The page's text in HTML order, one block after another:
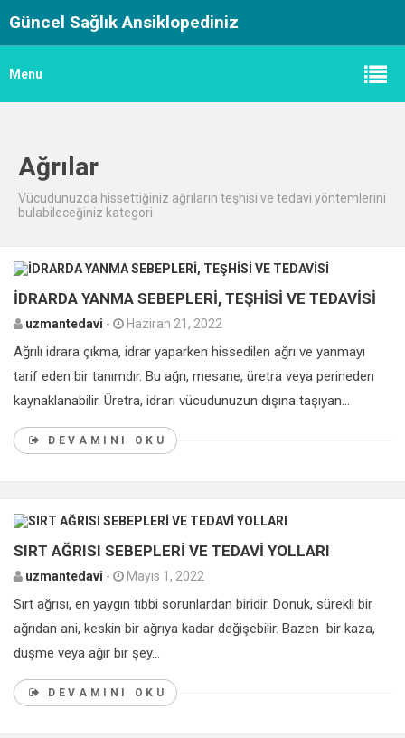
Güncel Sağlık Ansiklopediniz
Menu
Ağrılar
Vücudunuzda hissettiğiniz ağrıların teşhisi ve tedavi yöntemlerini
bulabileceğiniz kategori
İDRARDA YANMA SEBEPLERİ, TEŞHİSİ VE TEDAVİSİ
uzmantedavi - Haziran 21, 2022
Ağrılı idrara çıkma, idrar yaparken hissedilen ağrı ve yanmayı
tarif eden bir tanımdır. Bu ağrı, mesane, üretra veya perineden
kaynaklanabilir. Üretra, idrarı vücudunuzun dışına taşıyan...
DEVAMINI OKU
SIRT AĞRISI SEBEPLERİ VE TEDAVİ YOLLARI
uzmantedavi - Mayıs 1, 2022
Sırt ağrısı, en yaygın tıbbi sorunlardan biridir. Donuk, sürekli bir
ağrıdan ani, keskin bir ağrıya kadar değişebilir. Bazen bir kaza,
düşme veya ağır bir şey...
DEVAMINI OKU